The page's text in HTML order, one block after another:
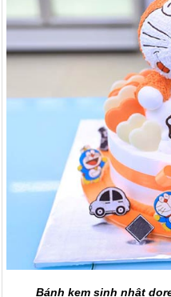
Bánh kem sinh nhật